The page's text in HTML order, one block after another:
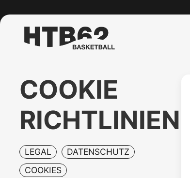
COOKIE
RICHTLINIEN
LEGAL
DATENSCHUTZ
COOKIES